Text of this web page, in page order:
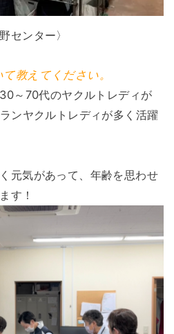
センター〉
教えてください。
～70代のヤクルトレディが
ンヤクルトレディが多く活躍
元気があって、年齢を思わせ
す！